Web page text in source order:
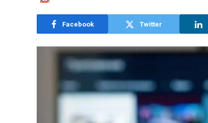
Facebook Twitter